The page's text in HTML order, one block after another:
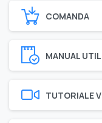
COMANDA
MANUAL
TUTORIALE